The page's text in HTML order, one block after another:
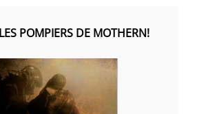
POMPIERS DE MOTHERN!